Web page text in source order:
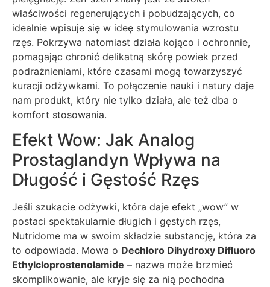
właściwości regenerujących i pobudzających, co
idealnie wpisuje się w ideę stymulowania wzrostu
rzęs. Pokrzywa natomiast działa kojąco i ochronnie,
pomagając chronić delikatną skórę powiek przed
podrażnieniami, które czasami mogą towarzyszyć
kuracji odżywkami. To połączenie nauki i natury daje
nam produkt, który nie tylko działa, ale też dba o
komfort stosowania.
Efekt Wow: Jak Analog
Prostaglandyn Wpływa na
Długość i Gęstość Rzęs
Jeśli szukacie odżywki, która daje efekt „wow” w
postaci spektakularnie długich i gęstych rzęs,
Nutridome ma w swoim składzie substancję, która za
to odpowiada. Mowa o Dechloro Dihydroxy Difluoro
Ethylcloprostenolamide – nazwa może brzmieć
skomplikowanie, ale kryje się za nią pochodna